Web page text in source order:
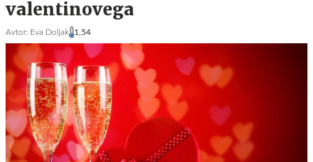
valentinovega
Avtor: Eva Doljak 1,54